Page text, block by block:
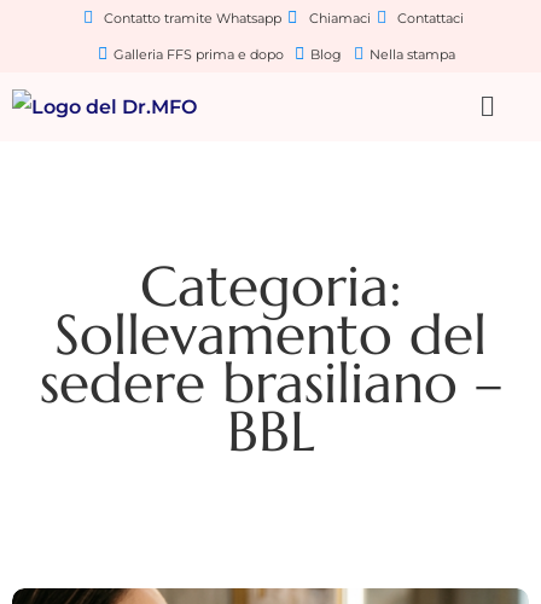
Contatto tramite Whatsapp Chiamaci Contattaci
Galleria FFS prima e dopo Blog Nella stampa
Categoria:
Sollevamento del
sedere brasiliano –
BBL